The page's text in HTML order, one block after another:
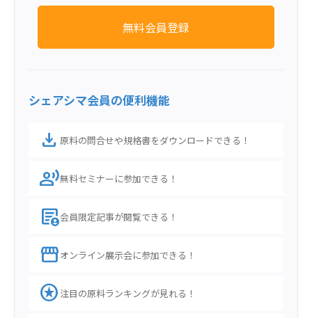
無料会員登録
シェアシマ会員の便利機能
download 原料の問合せや規格書をダウンロードできる！
record_voice_over無料セミナーに参加できる！
demography会員限定記事が閲覧できる！
storefrontオンライン展示会に参加できる！
stars 注目の原料ランキングが見れる！